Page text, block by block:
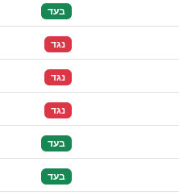
בעד
נגד
נגד
נגד
בעד
בעד